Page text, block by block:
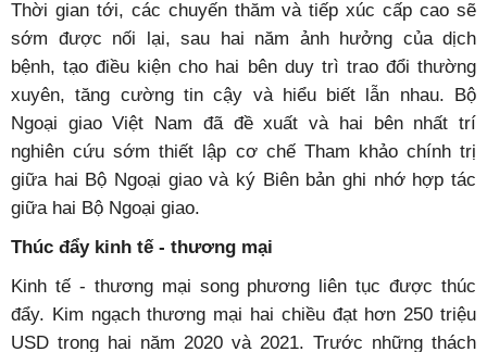
Phạm Minh Chính đã hội kiến Quốc vương Brunei Haji
Hassanal Bolikah.
Ngày 9/6/2021, Chủ tịch Quốc hội Vương Đình Huệ hội
đàm với Chủ tịch Hội đồng lập pháp Abdul Rahman Taib.
Ngày 19/1/2021, Phó Thủ tướng, Bộ trưởng Ngoại giao
Phạm Bình Minh đã điện đàm với Bộ trưởng Bộ Ngoại
giao II Brunei Dato Erywan Pephin Yusof.
Ngày 13/4/2021, Bộ trưởng Ngoại giao Bùi Thanh Sơn đã
Erywan Pephin Yusof.
Thời gian tới, các chuyến thăm và tiếp xúc cấp cao sẽ